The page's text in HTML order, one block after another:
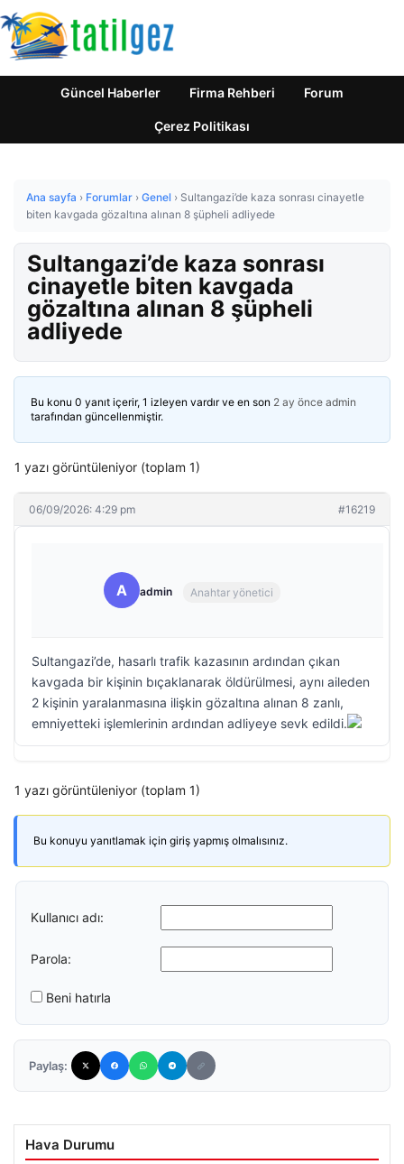
Güncel Haberler Firma Rehberi Forum
Çerez Politikası
Ana sayfa › Forumlar › Genel › Sultangazi’de kaza sonrası cinayetle
biten kavgada gözaltına alınan 8 şüpheli adliyede
Sultangazi’de kaza sonrası
cinayetle biten kavgada
gözaltına alınan 8 şüpheli
adliyede
Bu konu 0 yanıt içerir, 1 izleyen vardır ve en son 2 ay önce admin
tarafından güncellenmiştir.
1 yazı görüntüleniyor (toplam 1)
06/09/2026: 4:29 pm #16219
A admin Anahtar yönetici
Sultangazi’de, hasarlı trafik kazasının ardından çıkan
kavgada bir kişinin bıçaklanarak öldürülmesi, aynı aileden
2 kişinin yaralanmasına ilişkin gözaltına alınan 8 zanlı,
emniyetteki işlemlerinin ardından adliyeye sevk edildi.
1 yazı görüntüleniyor (toplam 1)
Bu konuyu yanıtlamak için giriş yapmış olmalısınız.
Kullanıcı adı:
Parola:
Beni hatırla
Paylaş:
Hava Durumu